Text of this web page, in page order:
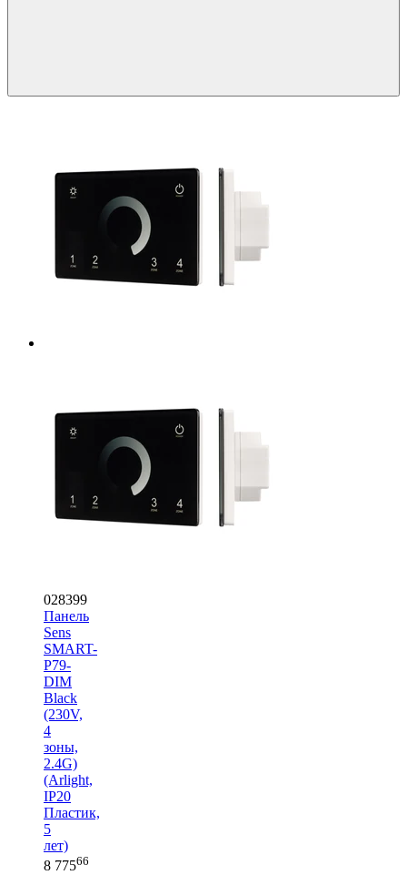
028399
Панель
Sens
SMART-
P79-
DIM
Black
(230V,
4
зоны,
2.4G)
(Arlight,
IP20
Пластик,
5
лет)
8 77566